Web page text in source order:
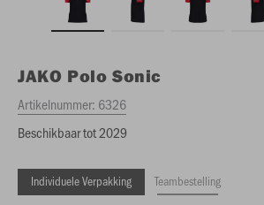
JAKO Polo Sonic
Artikelnummer: 6326
Beschikbaar tot 2029
Individuele Verpakking Teambestelling